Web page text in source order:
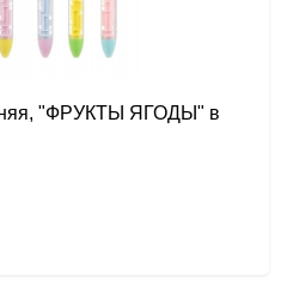
"ФРУКТЫ ЯГОДЫ" в